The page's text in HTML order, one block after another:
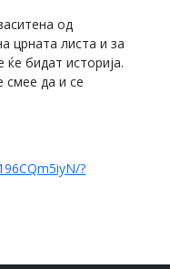
од
црната листа и за
бидат историја.
смее да и се
?